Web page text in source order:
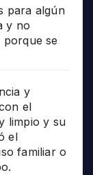
para algún
y no
se
y
el
limpio y su
el
familiar o